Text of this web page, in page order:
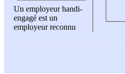
Un employeur handi-
engagé est un
employeur reconnu